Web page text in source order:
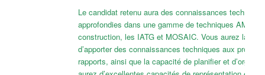
Le candidat retenu aura des connaissances
approfondies dans une gamme de techniques AMD, y
construction, les IATG et MOSAIC. Vous aurez la
d’apporter des connaissances techniques aux
rapports, ainsi que la capacité de planifier et